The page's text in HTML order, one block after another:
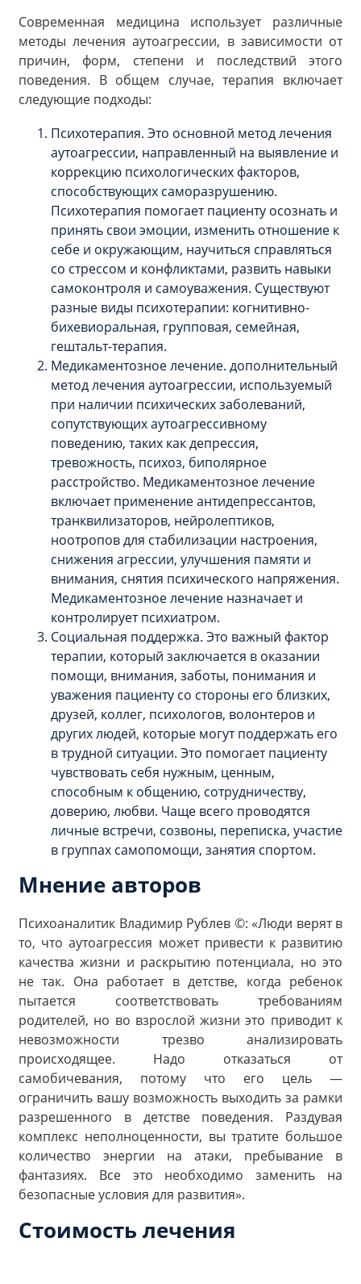
Современная медицина использует различные
методы лечения аутоагрессии, в зависимости от
причин, форм, степени и последствий этого
поведения. В общем случае, терапия включает
следующие подходы:
Психотерапия. Это основной метод лечения
аутоагрессии, направленный на выявление и
коррекцию психологических факторов,
способствующих саморазрушению.
Психотерапия помогает пациенту осознать и
принять свои эмоции, изменить отношение к
себе и окружающим, научиться справляться
со стрессом и конфликтами, развить навыки
самоконтроля и самоуважения. Существуют
разные виды психотерапии: когнитивно-
бихевиоральная, групповая, семейная,
гештальт-терапия.
Медикаментозное лечение. дополнительный
метод лечения аутоагрессии, используемый
при наличии психических заболеваний,
сопутствующих аутоагрессивному
поведению, таких как депрессия,
тревожность, психоз, биполярное
расстройство. Медикаментозное лечение
включает применение антидепрессантов,
транквилизаторов, нейролептиков,
ноотропов для стабилизации настроения,
снижения агрессии, улучшения памяти и
внимания, снятия психического напряжения.
Медикаментозное лечение назначает и
контролирует психиатром.
Социальная поддержка. Это важный фактор
терапии, который заключается в оказании
помощи, внимания, заботы, понимания и
уважения пациенту со стороны его близких,
друзей, коллег, психологов, волонтеров и
других людей, которые могут поддержать его
в трудной ситуации. Это помогает пациенту
чувствовать себя нужным, ценным,
способным к общению, сотрудничеству,
доверию, любви. Чаще всего проводятся
личные встречи, созвоны, переписка, участие
в группах самопомощи, занятия спортом.
Мнение авторов
Психоаналитик Владимир Рублев ©: «Люди верят в
то, что аутоагрессия может привести к развитию
качества жизни и раскрытию потенциала, но это
не так. Она работает в детстве, когда ребенок
пытается соответствовать требованиям
родителей, но во взрослой жизни это приводит к
невозможности трезво анализировать
происходящее. Надо отказаться от
самобичевания, потому что его цель —
ограничить вашу возможность выходить за рамки
разрешенного в детстве поведения. Раздувая
комплекс неполноценности, вы тратите большое
количество энергии на атаки, пребывание в
фантазиях. Все это необходимо заменить на
безопасные условия для развития».
Стоимость лечения